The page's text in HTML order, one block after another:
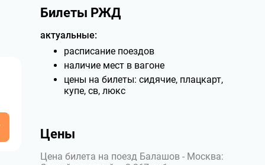
Билеты РЖД
актуальные:
расписание поездов
наличие мест в вагоне
цены на билеты: сидячие, плацкарт,
купе, св, люкс
Цены
Цена билета на поезд Балашов - Москва: